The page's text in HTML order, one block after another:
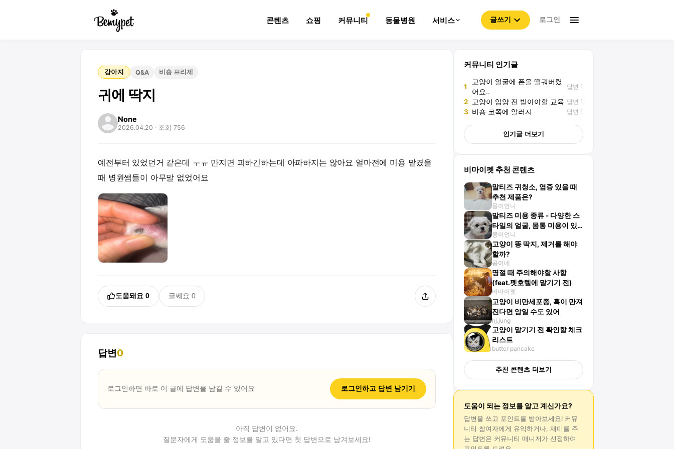
콘텐츠 쇼핑 커뮤니티 동물병원 서비스 글쓰기 로그인
강아지 Q&A 비숑 프리제
귀에 딱지
None
2026.04.20 · 조회 756
예전부터 있었던거 같은데 ㅜㅠ 만지면 피하긴하는데 아파하지는 않아요 얼마전에 미용 맡겼을
때 병원쌤들이 아무말 없었어요
도움돼요 0 글쎄요 0
답변0
로그인하면 바로 이 글에 답변을 남길 수 있어요 로그인하고 답변 남기기
아직 답변이 없어요.
질문자에게 도움을 줄 정보를 알고 있다면 첫 답변으로 남겨보세요!
커뮤니티 인기글
1
고양이 얼굴에 폰을 떨궈버렸
어요..
답변 1
2 고양이 입양 전 받아야할 교육 답변 1
3 비숑 코쪽에 알러지 답변 1
인기글 더보기
비마이펫 추천 콘텐츠
말티즈 귀청소, 염증 있을 때
추천 제품은?
몽이언니
말티즈 미용 종류 - 다양한 스
타일의 얼굴, 몸통 미용이 있
어요
몽이언니
고양이 똥 딱지, 제거를 해야
할까?
콩이네
명절 때 주의해야할 사항
(feat.펫호텔에 맡기기 전)
비마이펫
고양이 비만세포종, 혹이 만져
진다면 암일 수도 있어
hj.jung
고양이 맡기기 전 확인할 체크
리스트
butter pancake
추천 콘텐츠 더보기
도움이 되는 정보를 알고 계신가요?
답변 을 쓰고 포인트를 받아보세요! 커뮤
니티 참여자에게 유익하거나, 재미를 주
는 답변 은 커뮤니티 매니저가 선정하여